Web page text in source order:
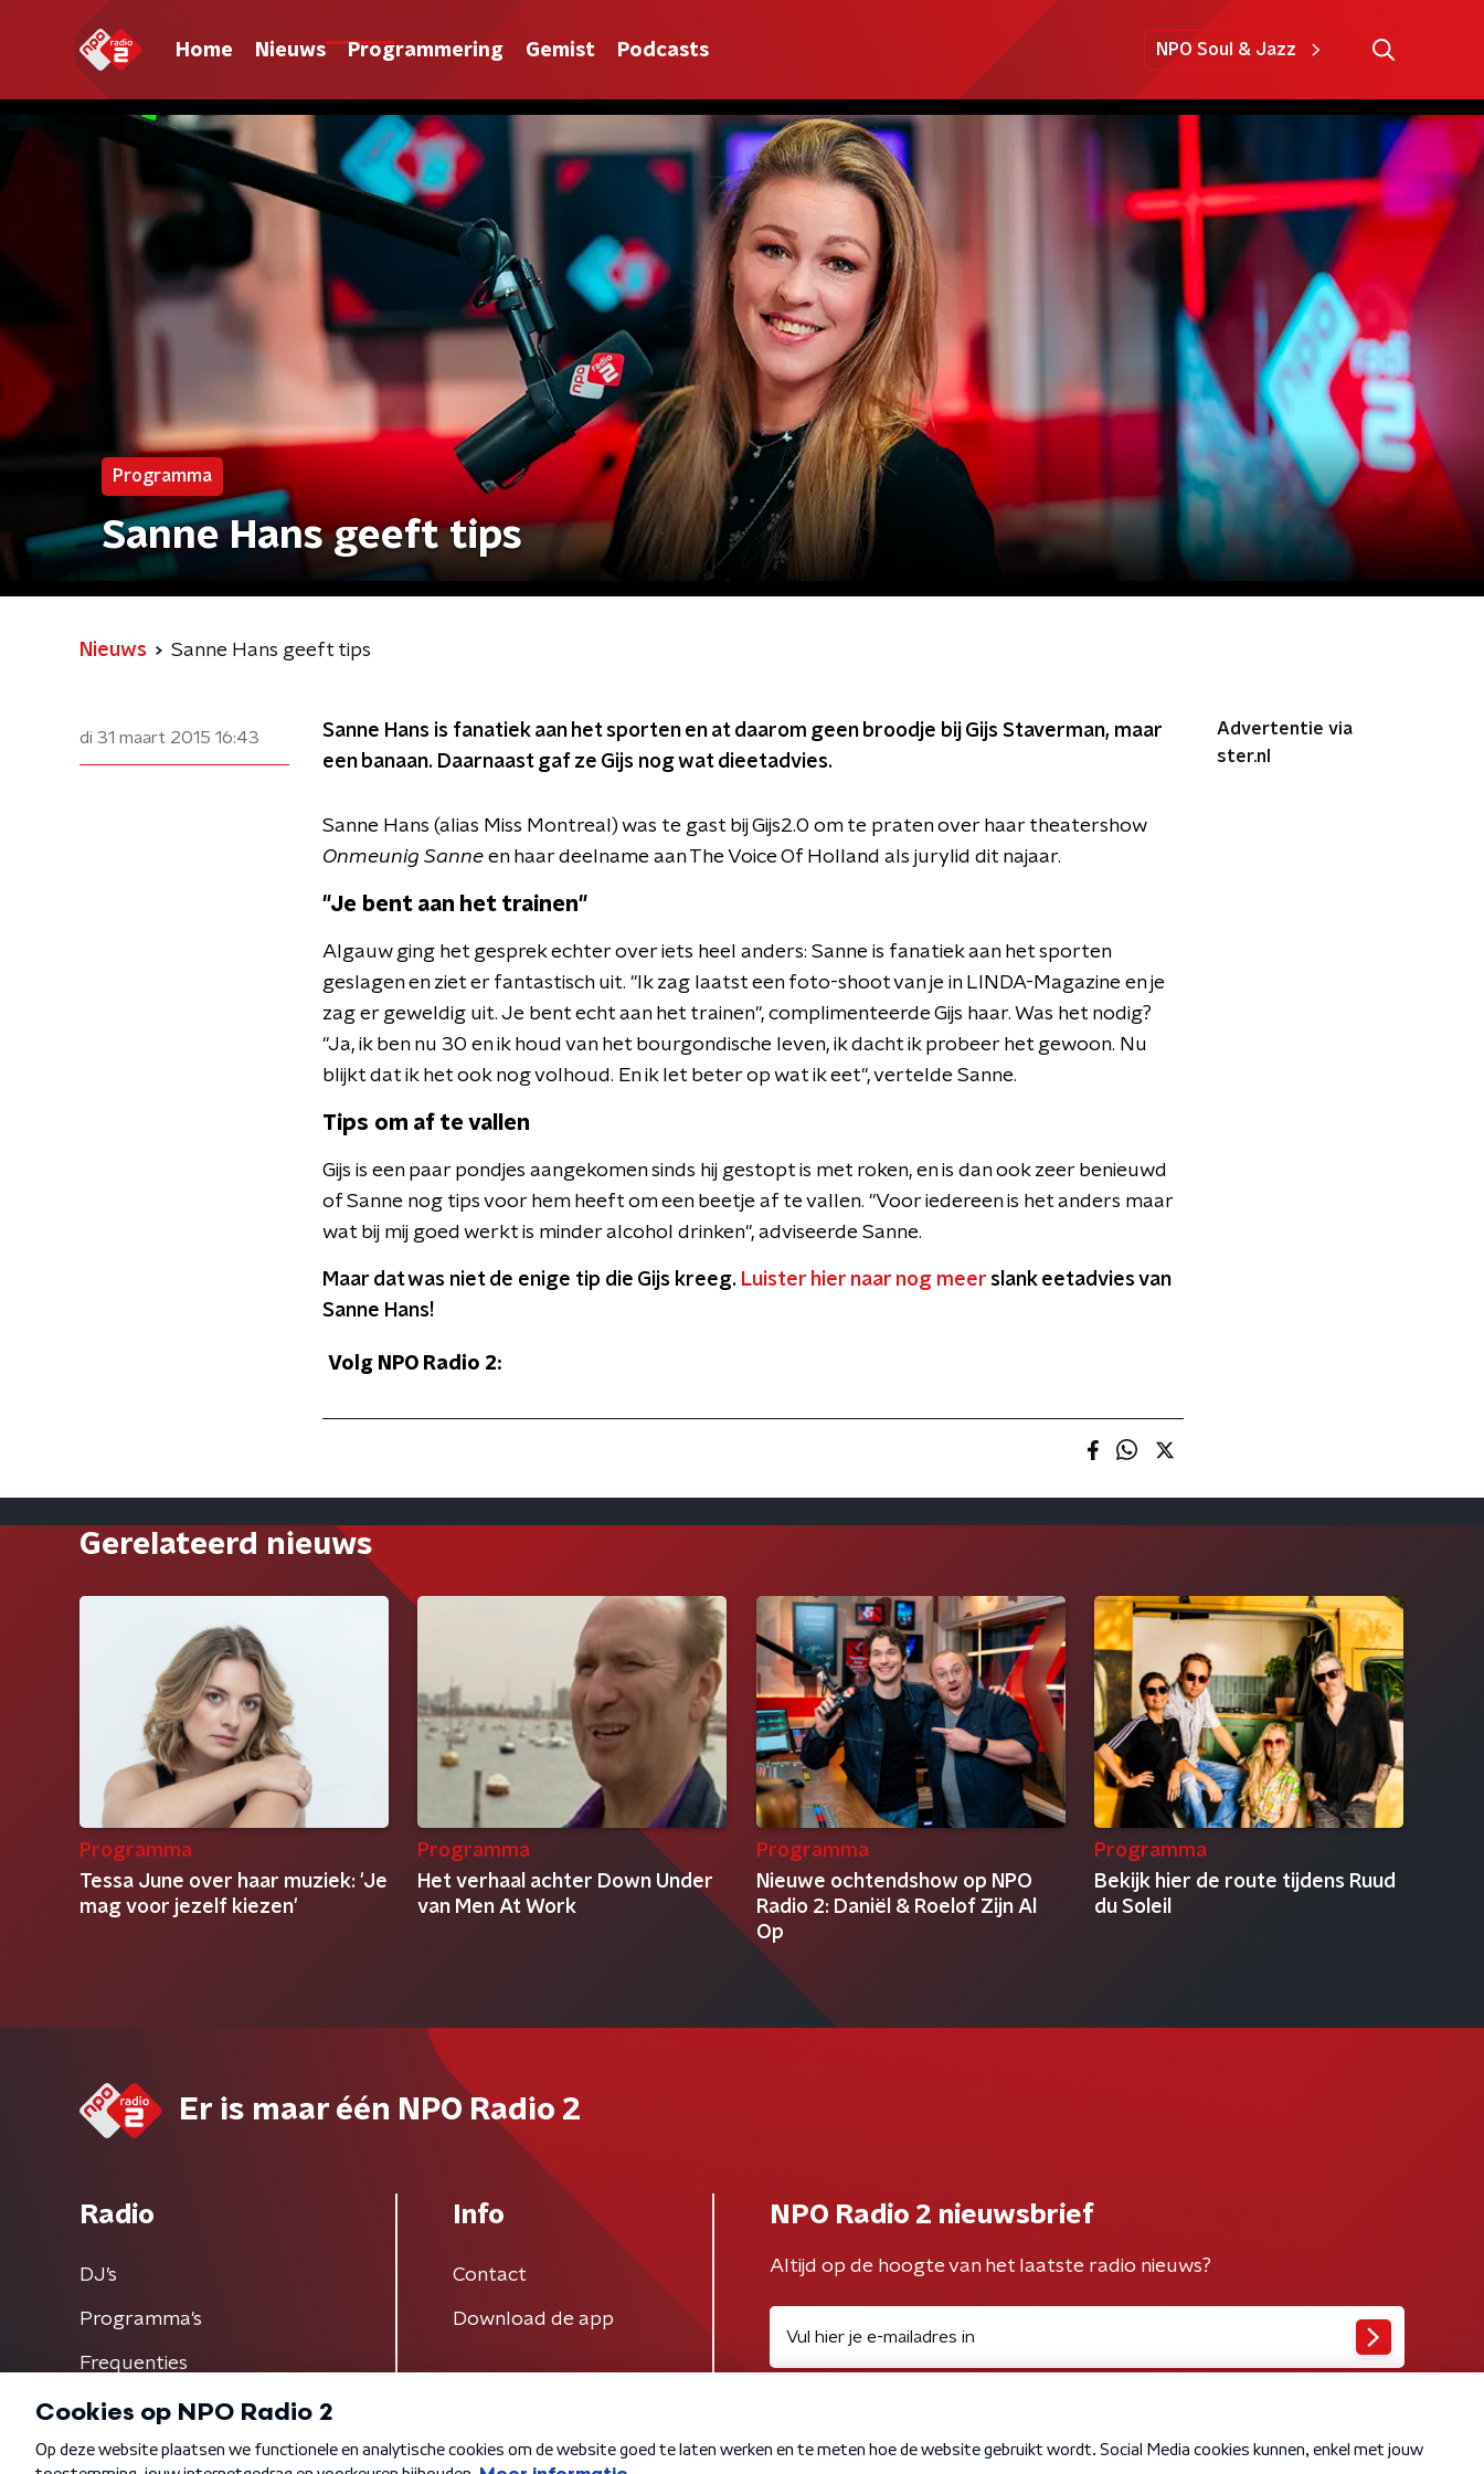
Home Nieuws Programmering Gemist Podcasts NPO Soul & Jazz
Programma
Sanne Hans geeft tips
Nieuws Sanne Hans geeft tips
di 31 maart 2015 16:43
Sanne Hans is fanatiek aan het sporten en at daarom geen broodje bij Gijs Staverman, maar
een banaan. Daarnaast gaf ze Gijs nog wat dieetadvies.
Sanne Hans (alias Miss Montreal) was te gast bij Gijs2.0 om te praten over haar theatershow
Onmeunig Sanne en haar deelname aan The Voice Of Holland als jurylid dit najaar.
"Je bent aan het trainen"
Algauw ging het gesprek echter over iets heel anders: Sanne is fanatiek aan het sporten
geslagen en ziet er fantastisch uit. "Ik zag laatst een foto-shoot van je in LINDA-Magazine en je
zag er geweldig uit. Je bent echt aan het trainen", complimenteerde Gijs haar. Was het nodig?
"Ja, ik ben nu 30 en ik houd van het bourgondische leven, ik dacht ik probeer het gewoon. Nu
blijkt dat ik het ook nog volhoud. En ik let beter op wat ik eet", vertelde Sanne.
Tips om af te vallen
Gijs is een paar pondjes aangekomen sinds hij gestopt is met roken, en is dan ook zeer benieuwd
of Sanne nog tips voor hem heeft om een beetje af te vallen. "Voor iedereen is het anders maar
wat bij mij goed werkt is minder alcohol drinken", adviseerde Sanne.
Maar dat was niet de enige tip die Gijs kreeg. Luister hier naar nog meer slank eetadvies van
Sanne Hans!
Volg NPO Radio 2:
Advertentie via
ster.nl
Gerelateerd nieuws
Programma
Tessa June over haar muziek: 'Je
mag voor jezelf kiezen'
Programma
Het verhaal achter Down Under
van Men At Work
Programma
Nieuwe ochtendshow op NPO
Radio 2: Daniël & Roelof Zijn Al
Op
Programma
Bekijk hier de route tijdens Ruud
du Soleil
Er is maar één NPO Radio 2
Radio
DJ’s
Programma's
Frequenties
Info
Contact
Download de app
NPO Radio 2 nieuwsbrief
Altijd op de hoogte van het laatste radio nieuws?